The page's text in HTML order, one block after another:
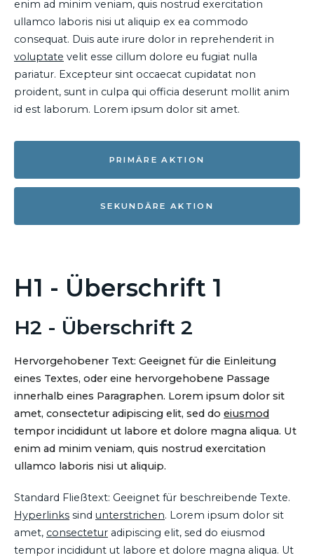
enim ad minim veniam, quis nostrud exercitation
ullamco laboris nisi ut aliquip ex ea commodo
consequat. Duis aute irure dolor in reprehenderit in
voluptate velit esse cillum dolore eu fugiat nulla
pariatur. Excepteur sint occaecat cupidatat non
proident, sunt in culpa qui officia deserunt mollit anim
id est laborum. Lorem ipsum dolor sit amet.
PRIMÄRE AKTION
SEKUNDÄRE AKTION
H1 - Überschrift 1
H2 - Überschrift 2
Hervorgehobener Text: Geeignet für die Einleitung
eines Textes, oder eine hervorgehobene Passage
innerhalb eines Paragraphen. Lorem ipsum dolor sit
amet, consectetur adipiscing elit, sed do eiusmod
tempor incididunt ut labore et dolore magna aliqua. Ut
enim ad minim veniam, quis nostrud exercitation
ullamco laboris nisi ut aliquip.
Standard Fließtext: Geeignet für beschreibende Texte.
Hyperlinks sind unterstrichen. Lorem ipsum dolor sit
amet, consectetur adipiscing elit, sed do eiusmod
tempor incididunt ut labore et dolore magna aliqua. Ut